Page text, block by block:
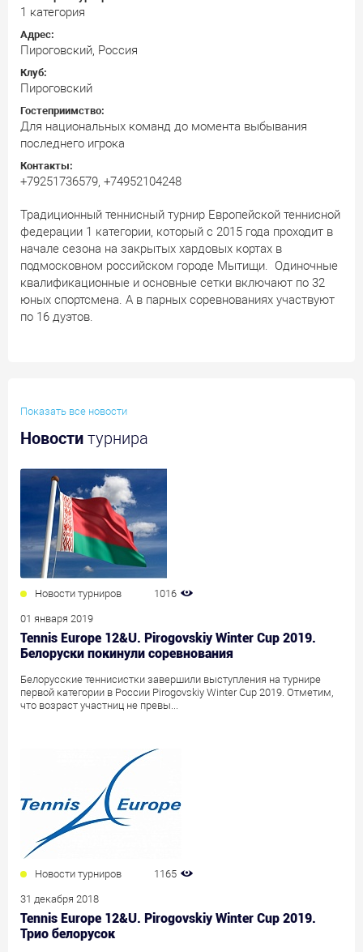
1 категория
Адрес:
Пироговский, Россия
Клуб:
Пироговский
Гостеприимство:
Для национальных команд до момента выбывания
последнего игрока
Контакты:
+79251736579, +74952104248
Традиционный теннисный турнир Европейской теннисной
федерации 1 категории, который с 2015 года проходит в
начале сезона на закрытых хардовых кортах в
подмосковном российском городе Мытищи. Одиночные
квалификационные и основные сетки включают по 32
юных спортсмена. А в парных соревнованиях участвуют
по 16 дуэтов.
Показать все новости
Новости турнира
Новости турниров 1016
01 января 2019
Tennis Europe 12&U. Pirogovskiy Winter Cup 2019.
Белоруски покинули соревнования
Белорусские теннисистки завершили выступления на турнире
первой категории в России Pirogovskiy Winter Cup 2019. Отметим,
что возраст участниц не превы...
Новости турниров 1165
31 декабря 2018
Tennis Europe 12&U. Pirogovskiy Winter Cup 2019.
Трио белорусок